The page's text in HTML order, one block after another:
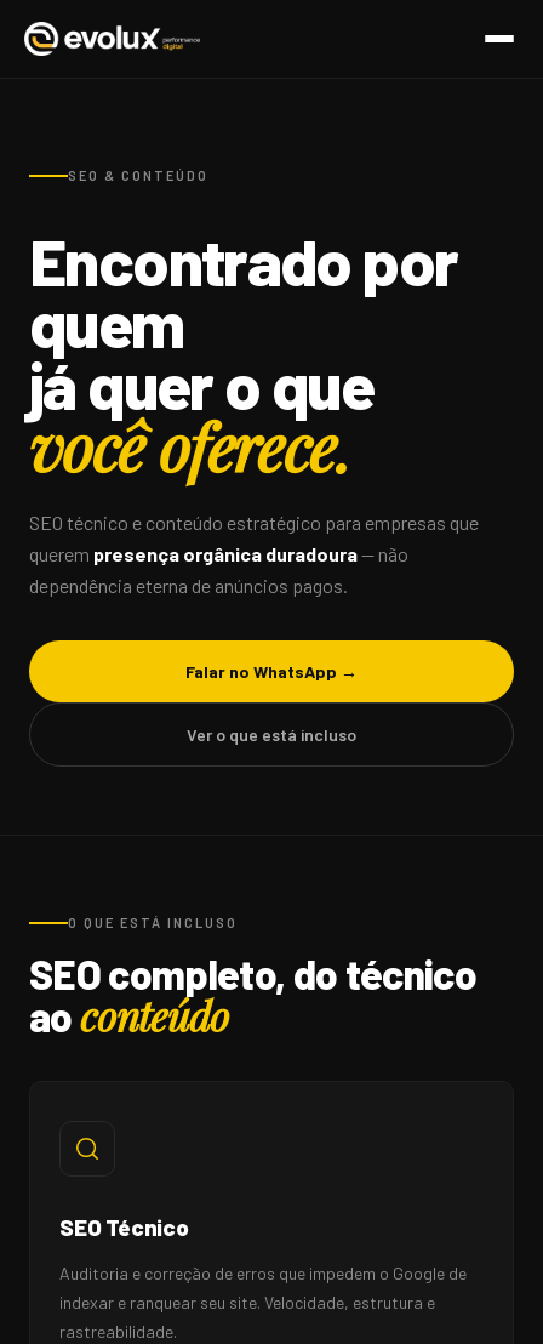
SEO & CONTEÚDO
Encontrado por
quem
já quer o que
você oferece.
SEO técnico e conteúdo estratégico para empresas que
querem presença orgânica duradoura— não
dependência eterna de anúncios pagos.
Falar no WhatsApp →
Ver o que está incluso
O QUE ESTÁ INCLUSO
SEO completo, do técnico
aoconteúdo
SEO Técnico
Auditoria e correção de erros que impedem o Google de
indexar e ranquear seu site. Velocidade, estrutura e
rastreabilidade.